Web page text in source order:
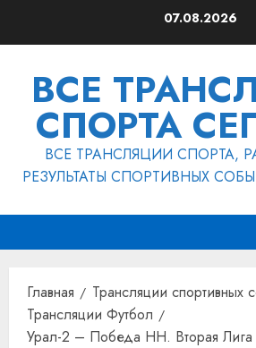
07.08.2026
ВСЕ
СПОРТА
ВСЕ ТРАНСЛЯЦИИ СПОРТА,
РЕЗУЛЬТАТЫ СПОРТИВНЫХ
Главная
Трансляции спортивных
Трансляции Футбол
Урал-2 – Победа НН. Вторая